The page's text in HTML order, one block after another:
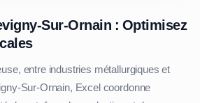
Sur-Ornain : Optimisez
entre industries métallurgiques et
Sur-Ornain, Excel coordonne